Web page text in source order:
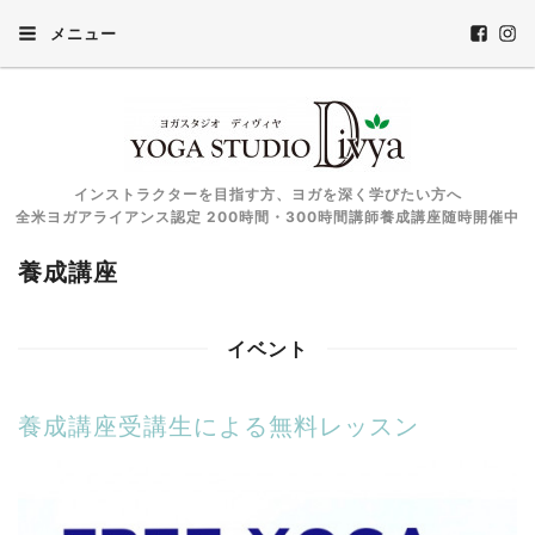
メニュー
インストラクターを目指す方、ヨガを深く学びたい方へ
全米ヨガアライアンス認定 200時間・300時間講師養成講座随時開催中
養成講座
イベント
養成講座受講生による無料レッスン